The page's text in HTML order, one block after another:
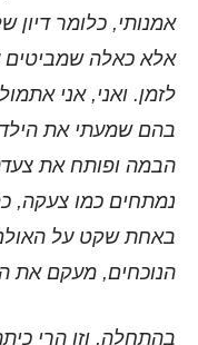
אמנותי, כלומר דיון
אלא כאלה שמביטים
בהם שמעתי את
הבמה ופותח את
נמתחים כמו צעקה,
באחת שקט על
הנוכחים, מעקם את
בהתחלה, וזו הרי